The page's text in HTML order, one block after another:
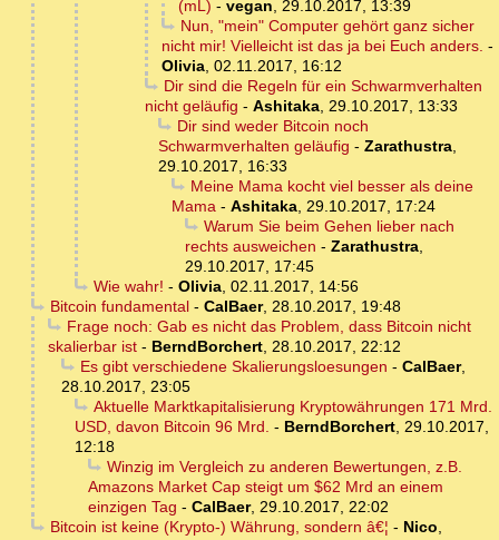
(mL) - vegan, 29.10.2017, 13:39
Nun, "mein" Computer gehört ganz sicher
nicht mir! Vielleicht ist das ja bei Euch anders. -
Olivia, 02.11.2017, 16:12
Dir sind die Regeln für ein Schwarmverhalten
nicht geläufig - Ashitaka, 29.10.2017, 13:33
Dir sind weder Bitcoin noch
Schwarmverhalten geläufig - Zarathustra,
29.10.2017, 16:33
Meine Mama kocht viel besser als deine
Mama - Ashitaka, 29.10.2017, 17:24
Warum Sie beim Gehen lieber nach
rechts ausweichen - Zarathustra,
29.10.2017, 17:45
Wie wahr! - Olivia, 02.11.2017, 14:56
Bitcoin fundamental- CalBaer, 28.10.2017, 19:48
Frage noch: Gab es nicht das Problem, dass Bitcoin nicht
skalierbar ist - BerndBorchert, 28.10.2017, 22:12
Es gibt verschiedene Skalierungsloesungen - CalBaer,
28.10.2017, 23:05
Aktuelle Marktkapitalisierung Kryptowährungen 171 Mrd.
USD, davon Bitcoin 96 Mrd. - BerndBorchert, 29.10.2017,
12:18
Winzig im Vergleich zu anderen Bewertungen, z.B.
Amazons Market Cap steigt um $62 Mrd an einem
einzigen Tag - CalBaer, 29.10.2017, 22:02
Bitcoin ist keine (Krypto-) Währung, sondern â€¦ - Nico,